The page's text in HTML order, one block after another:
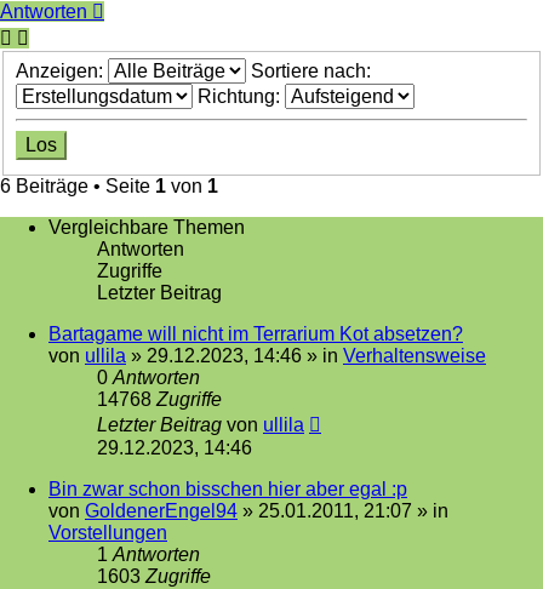
Antworten
Anzeigen:
Sortiere nach:
Richtung:
6 Beiträge • Seite 1 von 1
Vergleichbare Themen
Antworten
Zugriffe
Letzter Beitrag
Bartagame will nicht im Terrarium Kot absetzen?
von ullila » 29.12.2023, 14:46 » in Verhaltensweise
0 Antworten
14768 Zugriffe
Letzter Beitrag von ullila
29.12.2023, 14:46
Bin zwar schon bisschen hier aber egal :p
von GoldenerEngel94 » 25.01.2011, 21:07 » in
Vorstellungen
1 Antworten
1603 Zugriffe